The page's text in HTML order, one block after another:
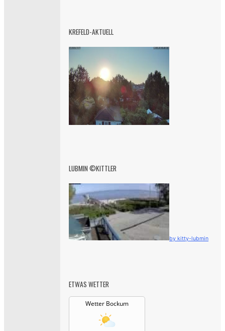
KREFELD-AKTUELL
LUBMIN ©KITTLER
by kitty-lubmin
ETWAS WETTER
Wetter Bockum